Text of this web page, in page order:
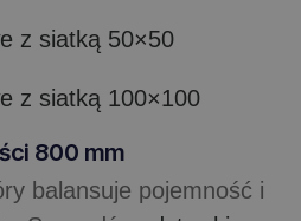
z siatką 50×50
z siatką 100×100
800 mm
balansuje pojemność i